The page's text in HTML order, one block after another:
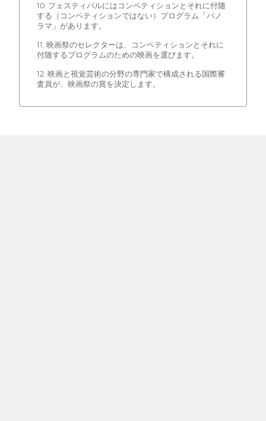
10. フェスティバルにはコンペティションとそれに付随
する（コンペティションではない）プログラム「パノ
ラマ」があります。
11. 映画祭のセレクターは、コンペティションとそれに
付随するプログラムのための映画を選びます。
12. 映画と視覚芸術の分野の専門家で構成される国際審
査員が、映画祭の賞を決定します。